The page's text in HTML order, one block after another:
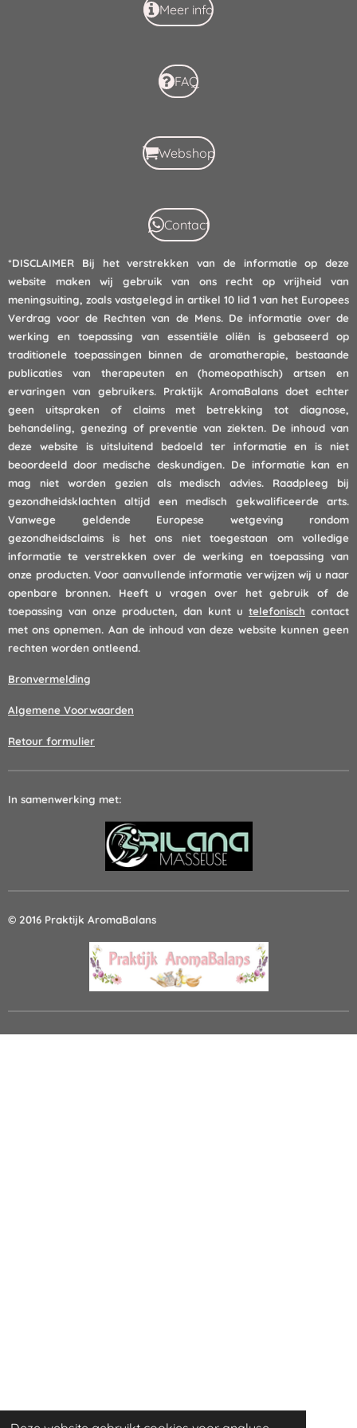
Meer info
FAQ
Webshop
Contact
*DISCLAIMER
Bij het verstrekken van de informatie op deze
website maken wij gebruik van ons recht op vrijheid van
meningsuiting, zoals vastgelegd in artikel 10 lid 1 van het Europees
Verdrag voor de Rechten van de Mens. De informatie over de
werking en toepassing van essentiële oliën is gebaseerd op
traditionele toepassingen binnen de aromatherapie, bestaande
publicaties van therapeuten en (homeopathisch) artsen en
ervaringen van gebruikers. Praktijk AromaBalans doet echter
geen uitspraken of claims met betrekking tot diagnose,
behandeling, genezing of preventie van ziekten. De inhoud van
deze website is uitsluitend bedoeld ter informatie en is niet
beoordeeld door medische deskundigen. De informatie kan en
mag niet worden gezien als medisch advies. Raadpleeg bij
gezondheidsklachten altijd een medisch gekwalificeerde arts.
Vanwege geldende Europese wetgeving rondom
gezondheidsclaims is het ons niet toegestaan om volledige
informatie te verstrekken over de werking en toepassing van
onze producten. Voor aanvullende informatie verwijzen wij u naar
openbare bronnen. Heeft u vragen over het gebruik of de
toepassing van onze producten, dan kunt u telefonisch contact
met ons opnemen. Aan de inhoud van deze website kunnen geen
rechten worden ontleend.
Bronvermelding
Algemene Voorwaarden
Retour formulier
In samenwerking met:
© 2016 Praktijk AromaBalans